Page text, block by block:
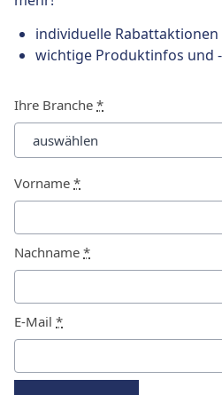
individuelle Rabattaktionen
wichtige Produktinfos und
Ihre Branche *
Vorname *
Nachname *
E-Mail *